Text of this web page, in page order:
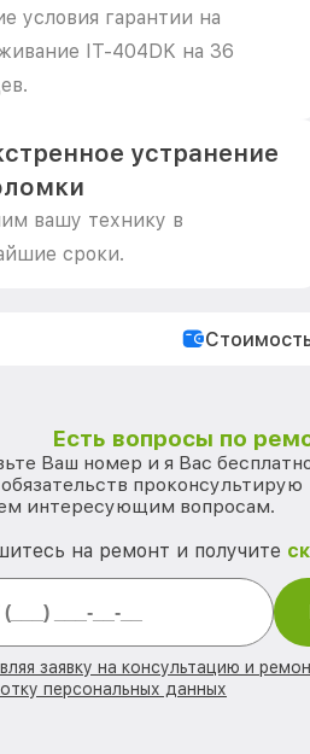
условия гарантии на
IT-404DK на 36
устранение
вашу технику в
сроки.
Есть вопросы по
Ваш номер и я Вас
проконсультирую
интересующим вопросам.
на ремонт и получите
заявку на консультацию и
персональных данных